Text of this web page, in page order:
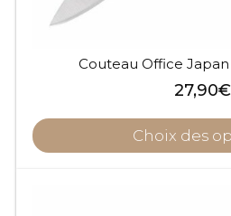
Couteau Office Japan
27,90€
Choix des